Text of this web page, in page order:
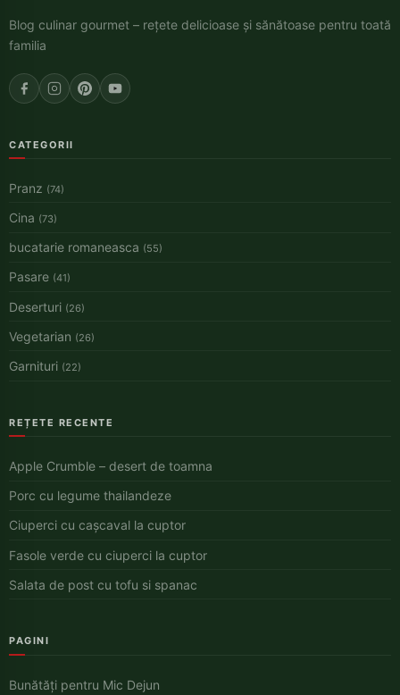
Blog culinar gourmet – rețete delicioase și sănătoase pentru toată
familia
CATEGORII
Pranz (74)
Cina (73)
bucatarie romaneasca (55)
Pasare (41)
Deserturi (26)
Vegetarian (26)
Garnituri (22)
REȚETE RECENTE
Apple Crumble – desert de toamna
Porc cu legume thailandeze
Ciuperci cu cașcaval la cuptor
Fasole verde cu ciuperci la cuptor
Salata de post cu tofu si spanac
PAGINI
Bunătăți pentru Mic Dejun